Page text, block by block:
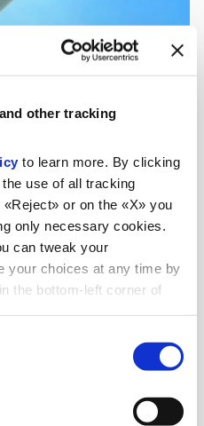
other tracking
to learn more. By clicking
use of all tracking
or on the «X» you
only necessary cookies.
can tweak your
your choices at any time by
the bottom-left corner of